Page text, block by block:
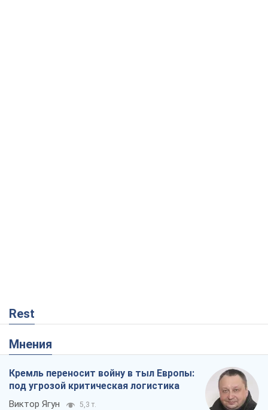
Rest
Мнения
Кремль переносит войну в тыл Европы:
под угрозой критическая логистика
Виктор Ягун 5,3 т.